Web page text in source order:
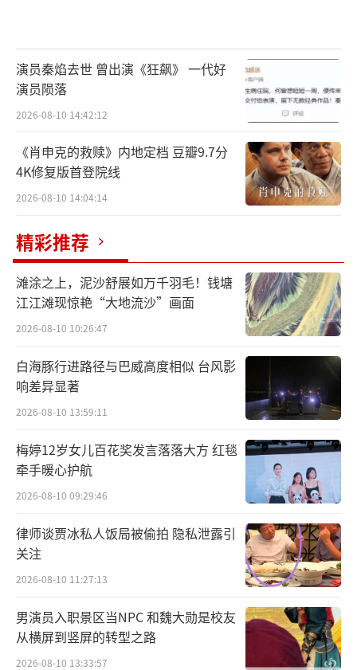
间切换自如，深入敌军作战；宁远舟抽出轮回
刀，时刻关注着每个人的动向；于十三带着机
关弩姗姗来迟，打架时依旧风流不羁；元禄不
断从机关匣中拿出精巧武器，边打边说顺口
溜；钱昭挥舞昆吾刀，乱军中从容不迫；孙朗
一手持刀一手举盾，为队友提供后方保护……
公主杨盈面对敌人来袭也拿出短刀帮助受困的
侍卫，连一贯给人迂腐刻板印象的文官杜长
史，也在危急之时举起弓箭，接连射中两人。
演员秦焰去世 曾出演《狂飙》 一代好
演员陨落
2026-08-10 14:42:12
《肖申克的救赎》内地定档 豆瓣9.7分
4K修复版首登院线
2026-08-10 14:04:14
精彩推荐
滩涂之上，泥沙舒展如万千羽毛！钱塘
江江滩现惊艳“大地流沙”画面
2026-08-10 10:26:47
白海豚行进路径与巴威高度相似 台风影
响差异显著
2026-08-10 13:59:11
梅婷12岁女儿百花奖发言落落大方 红毯
牵手暖心护航
2026-08-10 09:29:46
律师谈贾冰私人饭局被偷拍 隐私泄露引
关注
2026-08-10 11:27:13
男演员入职景区当NPC 和魏大勋是校友
从横屏到竖屏的转型之路
2026-08-10 13:33:57